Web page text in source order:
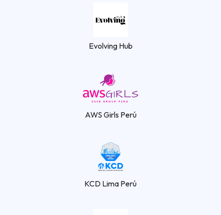
Evolving Hub
AWS Girls Perú
KCD Lima Perú